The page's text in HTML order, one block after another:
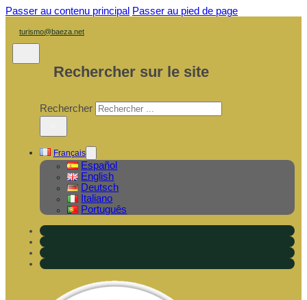
Passer au contenu principal Passer au pied de page
turismo@baeza.net
Rechercher sur le site
Rechercher
Français
Español
English
Deutsch
Italiano
Português